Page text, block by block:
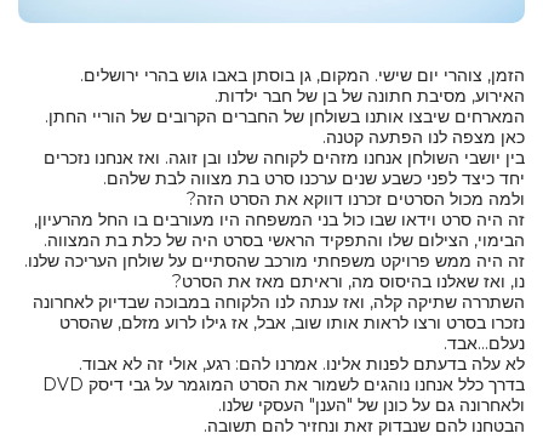
הזמן, צוהרי יום שישי. המקום, גן בוסתן באבו גוש בהרי ירושלים.
האירוע, מסיבת חתונה של בן של חבר ילדות.
המארחים שיבצו אותנו בשולחן של החברים הקרובים של הוריי החתן.
כאן מצפה לנו הפתעה קטנה.
בין יושבי השולחן אנחנו מזהים לקוחה שלנו ובן זוגה. ואז אנחנו נזכרים
יחד כיצד לפני כשבע שנים ערכנו סרט בת מצווה לבת שלהם.
ולמה מכול הסרטים זכרנו דווקא את הסרט הזה?
זה היה סרט וידאו שבו כול בני המשפחה היו מעורבים בו החל מהרעיון,
הבימוי, הצילום שלו והתפקיד הראשי בסרט היה של כלת בת המצווה.
זה היה ממש פרויקט משפחתי מורכב שהסתיים על שולחן העריכה שלנו.
נו, ואז שאלנו בהיסוס מה, וראיתם מאז את הסרט?
השתררה שתיקה קלה, ואז ענתה לנו הלקוחה במבוכה שבדיוק לאחרונה
נזכרו בסרט ורצו לראות אותו שוב, אבל, אז גילו לרוע מזלם, שהסרט
נעלם...אבד.
לא עלה בדעתם לפנות אלינו. אמרנו להם: רגע, אולי זה לא אבוד.
בדרך כלל אנחנו נוהגים לשמור את הסרט המוגמר על גבי דיסק DVD
ולאחרונה גם על כונן של "הענן" העסקי שלנו.
הבטחנו להם שנבדוק זאת ונחזיר להם תשובה.